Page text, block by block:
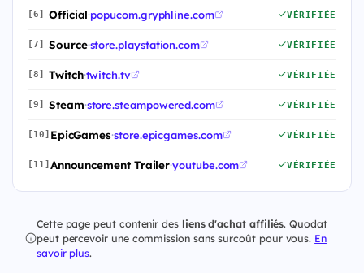
[6] Official·popucom.gryphline.com VÉRIFIÉE
[7] Source·store.playstation.com VÉRIFIÉE
[8] Twitch·twitch.tv VÉRIFIÉE
[9] Steam·store.steampowered.com VÉRIFIÉE
[10] EpicGames·store.epicgames.com VÉRIFIÉE
[11] Announcement Trailer·youtube.com VÉRIFIÉE
Cette page peut contenir des liens d'achat affiliés. Quodat
peut percevoir une commission sans surcoût pour vous. En
savoir plus.